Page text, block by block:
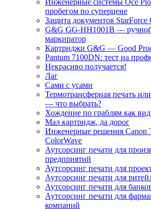
Инженерные системы Océ
пробегом по суперцене
Защита документов StarForce
G&G GG-HH1001B —
маркиратор
Картриджи G&G — Good
Pantum 7100DN: тест на
Некрасиво получается!
Лаг
Сами с усами
Термотрансферная печать
— что выбрать?
Хождение по граблям как вид
Мал картридж, да дорог
Инженерные решения Canon
ColorWave
Аутсорсинг печати для
предприятий
Аутсорсинг печати для
Аутсорсинг печати для
Аутсорсинг печати для
Аутсорсинг печати для
компаний